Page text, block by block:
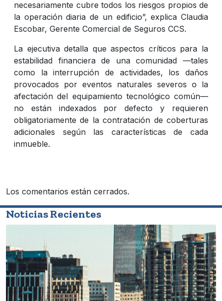
necesariamente cubre todos los riesgos propios de
la operación diaria de un edificio”, explica Claudia
Escobar, Gerente Comercial de Seguros CCS.
La ejecutiva detalla que aspectos críticos para la
estabilidad financiera de una comunidad —tales
como la interrupción de actividades, los daños
provocados por eventos naturales severos o la
afectación del equipamiento tecnológico común—
no están indexados por defecto y requieren
obligatoriamente de la contratación de coberturas
adicionales según las características de cada
inmueble.
Los comentarios están cerrados.
Noticias Recientes